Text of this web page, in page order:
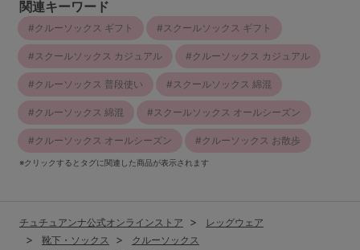
関連キーワード
クルーソックス ギフト スクールソックス ギフト
スクールソックス カジュアル クルーソックス カジュアル
クルーソックス 普段使い スクールソックス 綿混
クルーソックス 綿混 スクールソックス オールシーズン
クルーソックス オールシーズン クルーソックス お散歩
※クリックするとタグに関連した商品が表示されます
チュチュアンナ公式オンラインストア
レッグウェア
靴下・ソックス
クルーソックス